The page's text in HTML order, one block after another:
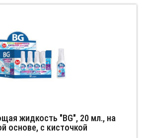
жидкость "BG", 20 мл., на
основе, с кисточкой